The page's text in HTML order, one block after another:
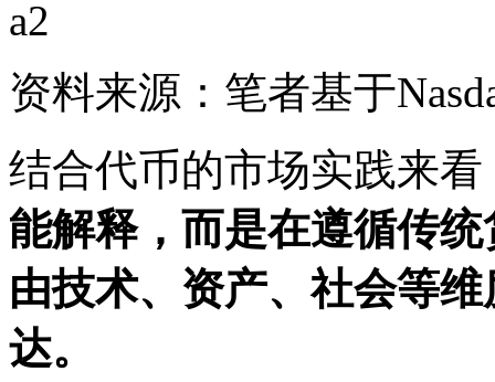
资料来源：笔者基于
结合代币的市场实践来看
能解释，而是在遵循传
由技术、资产、社会等
达。